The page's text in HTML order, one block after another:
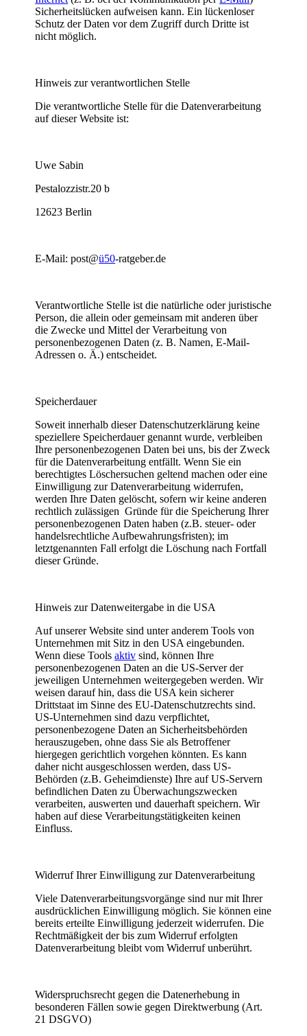
Sicherheitslücken aufweisen kann. Ein lückenloser
Schutz der Daten vor dem Zugriff durch Dritte ist
nicht möglich.
Hinweis zur verantwortlichen Stelle
Die verantwortliche Stelle für die Datenverarbeitung
auf dieser Website ist:
Uwe Sabin
Pestalozzistr.20 b
12623 Berlin
E-Mail: post@ü50-ratgeber.de
Verantwortliche Stelle ist die natürliche oder juristische
Person, die allein oder gemeinsam mit anderen über
die Zwecke und Mittel der Verarbeitung von
personenbezogenen Daten (z. B. Namen, E-Mail-
Adressen o. Ä.) entscheidet.
Speicherdauer
Soweit innerhalb dieser Datenschutzerklärung keine
speziellere Speicherdauer genannt wurde, verbleiben
Ihre personenbezogenen Daten bei uns, bis der Zweck
für die Datenverarbeitung entfällt. Wenn Sie ein
berechtigtes Löschersuchen geltend machen oder eine
Einwilligung zur Datenverarbeitung widerrufen,
werden Ihre Daten gelöscht, sofern wir keine anderen
rechtlich zulässigen Gründe für die Speicherung Ihrer
personenbezogenen Daten haben (z.B. steuer- oder
handelsrechtliche Aufbewahrungsfristen); im
letztgenannten Fall erfolgt die Löschung nach Fortfall
dieser Gründe.
Hinweis zur Datenweitergabe in die USA
Auf unserer Website sind unter anderem Tools von
Unternehmen mit Sitz in den USA eingebunden.
Wenn diese Toolsaktiv sind, können Ihre
personenbezogenen Daten an die US-Server der
jeweiligen Unternehmen weitergegeben werden. Wir
weisen darauf hin, dass die USA kein sicherer
Drittstaat im Sinne des EU-Datenschutzrechts sind.
US-Unternehmen sind dazu verpflichtet,
personenbezogene Daten an Sicherheitsbehörden
herauszugeben, ohne dass Sie als Betroffener
hiergegen gerichtlich vorgehen könnten. Es kann
daher nicht ausgeschlossen werden, dass US-
Behörden (z.B. Geheimdienste) Ihre auf US-Servern
befindlichen Daten zu Überwachungszwecken
verarbeiten, auswerten und dauerhaft speichern. Wir
haben auf diese Verarbeitungstätigkeiten keinen
Einfluss.
Widerruf Ihrer Einwilligung zur Datenverarbeitung
Viele Datenverarbeitungsvorgänge sind nur mit Ihrer
ausdrücklichen Einwilligung möglich. Sie können eine
bereits erteilte Einwilligung jederzeit widerrufen. Die
Rechtmäßigkeit der bis zum Widerruf erfolgten
Datenverarbeitung bleibt vom Widerruf unberührt.
Widerspruchsrecht gegen die Datenerhebung in
besonderen Fällen sowie gegen Direktwerbung (Art.
21 DSGVO)